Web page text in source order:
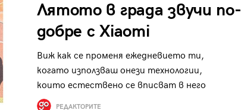
Лятото в града звучи по-
добре с Xiaomi
Виж как се променя ежедневието ти,
когато използваш онези технологии,
които естествено се вписват в него
РЕДАКТОРИТЕ